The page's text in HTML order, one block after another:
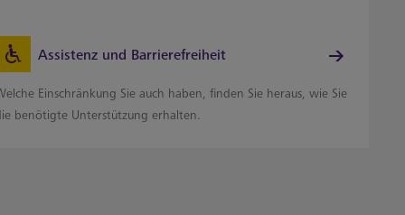
Assistenz und Barrierefreiheit
Einschränkung Sie auch haben, finden Sie heraus, wie Sie
benötigte Unterstützung erhalten.